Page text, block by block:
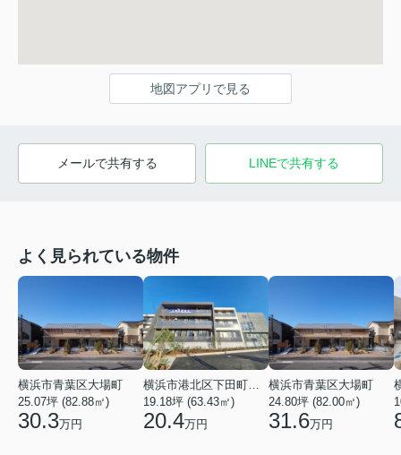
地図アプリで見る
メールで共有する LINEで共有する
よく見られている物件
横浜市青葉区大場町
25.07坪 (82.88㎡)
30.3万円
19.18坪 (63.43㎡)
20.4万円
横浜市青葉区大場町
24.80坪 (82.00㎡)
31.6万円